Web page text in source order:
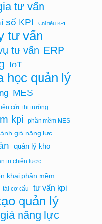
tư vấn
số KPI Chỉ tiêu KPI
tư vấn
tư vấn ERP
IoT
học quản lý
MES
cứu thị trường
kpi phần mềm MES
giá năng lực
quản lý kho
trị chiến lược
khai phần mềm
tái cơ cấu tư vấn kpi
quản lý
năng lực